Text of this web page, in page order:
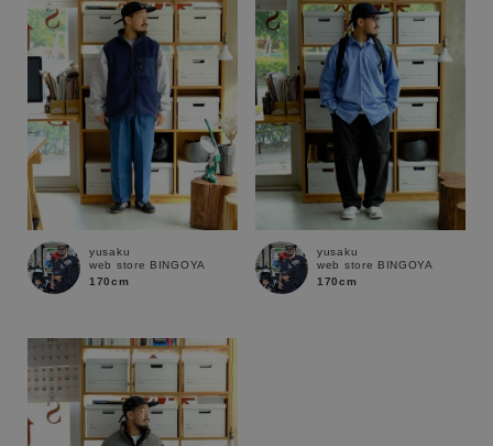
サイズ
ブランド
yusaku
web store BINGOYA
170cm
yusaku
web store BINGOYA
170cm